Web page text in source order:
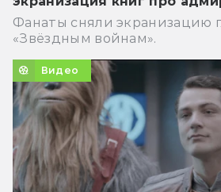
Фанаты сняли экранизацию
«Звёздным войнам».
Видео